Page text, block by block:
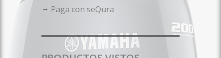
Paga con seQura